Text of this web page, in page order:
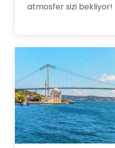
atmosfer sizi bekliyor!